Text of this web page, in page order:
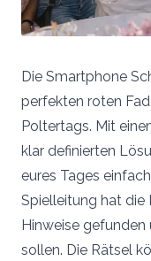
Die Smartphone
perfekten roten
Poltertags. Mit
klar definierten
eures Tages
Spielleitung hat die
Hinweise
sollen. Die Rätsel